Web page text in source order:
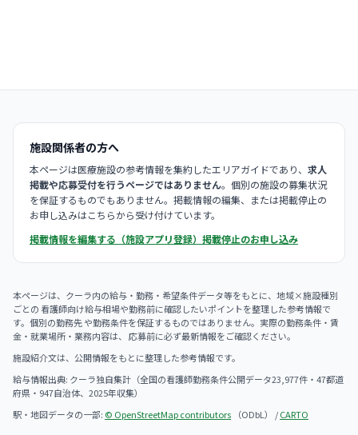
施設関係者の方へ
本ページは医療施設の参考情報を集約したエリアガイドであり、 求人
掲載や応募受付を行うページではありません。個別の施設の募集状況
を保証するものでもありません。掲載情報の編集、または掲載停止の
お申し込みはこちらから受け付けています。
掲載情報を編集する（施設アプリ登録） 掲載停止のお申し込み
本ページは、クーラ内の給与・勤務・希望条件データ等をもとに、地域×施設種別
ごとの 看護師向け給与相場や勤務前に確認したいポイントを整理した参考情報で
す。個別の勤務先 や勤務条件を保証するものではありません。実際の勤務条件・賃
金・就業場所・業務内容は、 応募前に必ず最新情報をご確認ください。
施設紹介文は、公開情報をもとに整理した参考情報です。
給与情報出典: クーラ独自集計（全国の看護師勤務条件公開データ23,977件・47都道
府県・947自治体、2025年収集）
駅・地図データの一部: © OpenStreetMap contributors （ODbL） /CARTO